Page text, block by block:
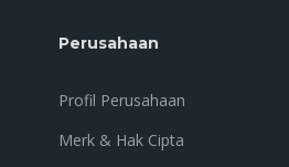
Perusahaan
Profil Perusahaan
Merk & Hak Cipta